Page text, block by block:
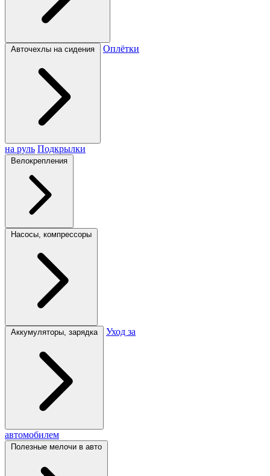
Авточехлы на сидения Оплётки
на руль Подкрылки
Велокрепления
Насосы, компрессоры
Аккумуляторы, зарядка Уход за
автомобилем
Полезные мелочи в авто